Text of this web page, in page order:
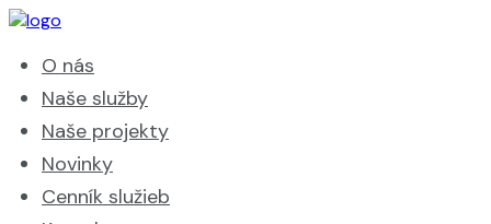
O nás
Naše služby
Naše projekty
Novinky
Cenník služieb